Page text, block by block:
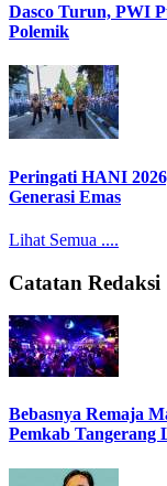
Dasco Turun, PWI
Polemik
Peringati HANI
Generasi Emas
Lihat Semua ....
Catatan Redaksi
Bebasnya Remaja
Pemkab Tangerang